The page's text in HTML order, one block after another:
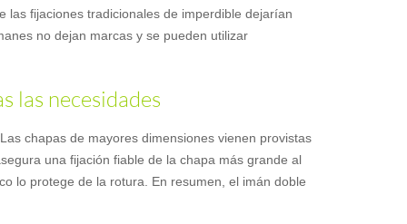
las fijaciones tradicionales de imperdible dejarían
no dejan marcas y se pueden utilizar
las necesidades
chapas de mayores dimensiones vienen provistas
una fijación fiable de la chapa más grande al
lo protege de la rotura. En resumen, el imán doble